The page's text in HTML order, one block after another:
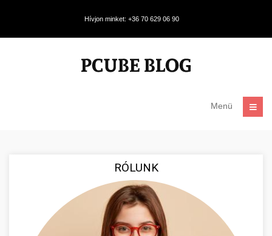
Hívjon minket: +36 70 629 06 90
Menü
RÓLUNK